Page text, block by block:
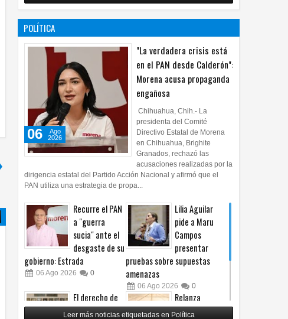
Ago
2026
07
Ago
2026
POLÍTICA
"La verdadera crisis está
en el PAN desde Calderón":
Morena acusa propaganda
engañosa
06
Ago
2026
Chihuahua, Chih.- La
presidenta del Comité
Directivo Estatal de Morena
en Chihuahua, Brighite
Granados, rechazó las
acusaciones realizadas por la
dirigencia estatal del Partido Acción Nacional y afirmó que el
PAN utiliza una estrategia de propa...
Recurre el PAN
a "guerra
sucia" ante el
desgaste de su
gobierno: Estrada
06 Ago 2026 0
Lilia Aguilar
pide a Maru
Campos
presentar
pruebas sobre supuestas
amenazas
06 Ago 2026 0
El derecho de
las audiencias
Relanza
Villalobos
Leer más noticias etiquetadas en Política